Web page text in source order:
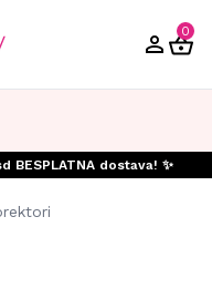
0
dostava! ✨